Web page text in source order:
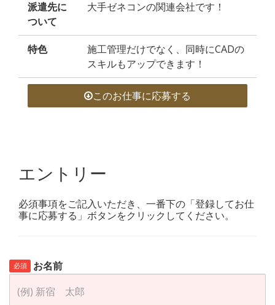
派遣先に
ついて
大手ゼネコンの関連会社です！
特色
施工管理だけでなく、同時にCADの
スキルもアップできます！
このお仕事に応募する
エントリー
必須事項をご記入いただき、一番下の「登録してお仕
事に応募する」ボタンをクリックしてください。
必須 お名前